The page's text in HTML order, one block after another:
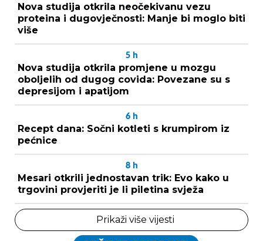
Nova studija otkrila neočekivanu vezu
proteina i dugovječnosti: Manje bi moglo biti
više
5 h
Nova studija otkrila promjene u mozgu
oboljelih od dugog covida: Povezane su s
depresijom i apatijom
6 h
Recept dana: Sočni kotleti s krumpirom iz
pećnice
8 h
Mesari otkrili jednostavan trik: Evo kako u
trgovini provjeriti je li piletina svježa
Prikaži više vijesti